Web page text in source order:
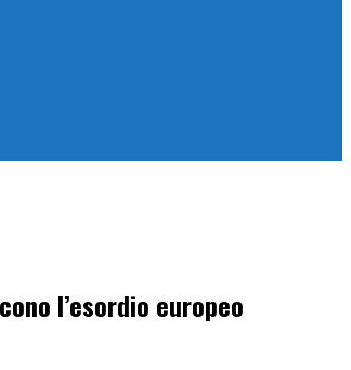
l’esordio europeo